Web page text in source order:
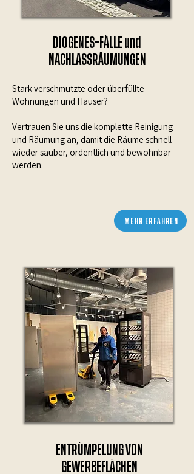
DIOGENES-FÄLLE und
NACHLASSRÄUMUNGEN
Stark verschmutzte oder überfüllte
Wohnungen und Häuser?
Vertrauen Sie uns die komplette Reinigung
und Räumung an, damit die Räume schnell
wieder sauber, ordentlich und bewohnbar
werden.
MEHR ERFAHREN
ENTRÜMPELUNG VON
GEWERBEFLÄCHEN